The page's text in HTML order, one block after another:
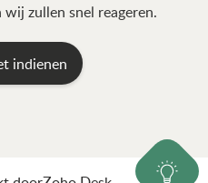
zullen snel reageren.
indienen